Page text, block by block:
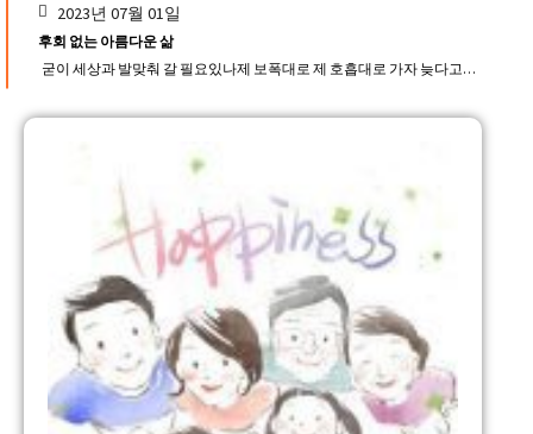
2023년 07월 01일
후회 없는 아름다운 삶
굳이 세상과 발맞춰 갈 필요있나제 보폭대로 제 호흡대로 가자 늦다고…